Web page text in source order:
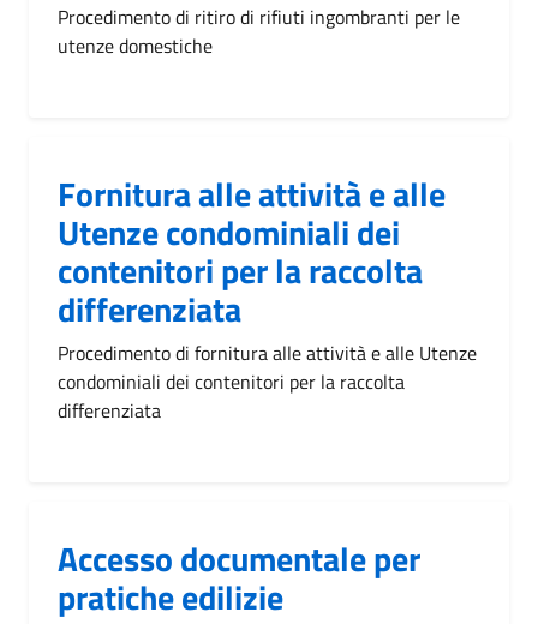
Procedimento di ritiro di rifiuti ingombranti per le
utenze domestiche
Fornitura alle attività e alle
Utenze condominiali dei
contenitori per la raccolta
differenziata
Procedimento di fornitura alle attività e alle Utenze
condominiali dei contenitori per la raccolta
differenziata
Accesso documentale per
pratiche edilizie